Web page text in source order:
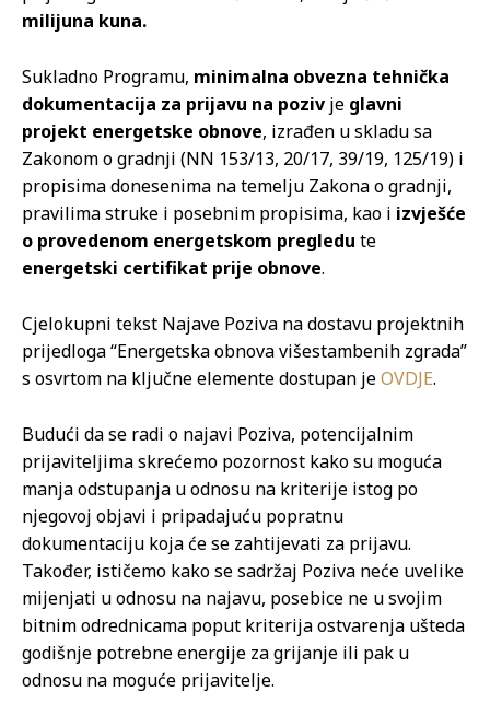
milijuna kuna.
Sukladno Programu, minimalna obvezna tehnička
dokumentacija za prijavu na poziv je glavni
projekt energetske obnove, izrađen u skladu sa
Zakonom o gradnji (NN 153/13, 20/17, 39/19, 125/19) i
propisima donesenima na temelju Zakona o gradnji,
pravilima struke i posebnim propisima, kao i izvješće
o provedenom energetskom pregledu te
energetski certifikat prije obnove.
Cjelokupni tekst Najave Poziva na dostavu projektnih
prijedloga “Energetska obnova višestambenih zgrada”
s osvrtom na ključne elemente dostupan jeOVDJE.
Budući da se radi o najavi Poziva, potencijalnim
prijaviteljima skrećemo pozornost kako su moguća
manja odstupanja u odnosu na kriterije istog po
njegovoj objavi i pripadajuću popratnu
dokumentaciju koja će se zahtijevati za prijavu.
Također, ističemo kako se sadržaj Poziva neće uvelike
mijenjati u odnosu na najavu, posebice ne u svojim
bitnim odrednicama poput kriterija ostvarenja ušteda
godišnje potrebne energije za grijanje ili pak u
odnosu na moguće prijavitelje.